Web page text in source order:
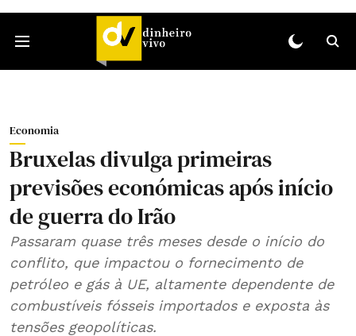
Economia
Bruxelas divulga primeiras
previsões económicas após início
de guerra do Irão
Passaram quase três meses desde o início do
conflito, que impactou o fornecimento de
petróleo e gás à UE, altamente dependente de
combustíveis fósseis importados e exposta às
tensões geopolíticas.